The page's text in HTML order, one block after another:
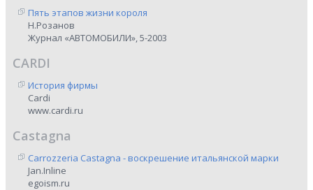
Пять этапов жизни короля
Н.Розанов
Журнал «АВТОМОБИЛИ», 5-2003
CARDI
История фирмы
Cardi
www.cardi.ru
Castagna
Carrozzeria Castagna - воскрешение итальянской марки
Jan.Inline
egoism.ru